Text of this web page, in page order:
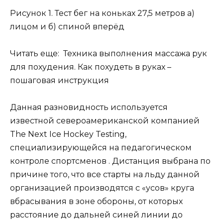
Рисунок 1. Тест бег на коньках 27,5 метров а)
лицом и б) спиной вперёд
Читать еще: Техника выполнения массажа рук
для похудения. Как похудеть в руках –
пошаговая инструкция
Данная разновидность используется
известной североамериканской компанией
The Next Ice Hockey Testing,
специализирующейся на педагогическом
контроле спортсменов . Дистанция выбрана по
причине того, что все старты на льду данной
организацией производятся с «усов» круга
вбрасывания в зоне обороны, от которых
расстояние до дальней синей линии до